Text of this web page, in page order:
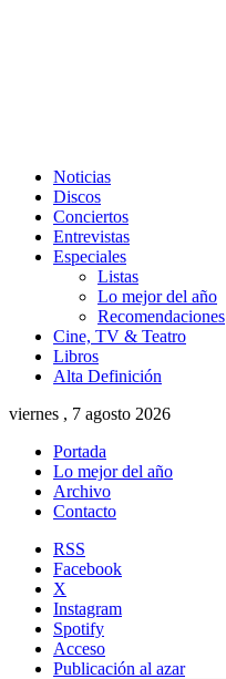
Noticias
Discos
Conciertos
Entrevistas
Especiales
Listas
Lo mejor del año
Recomendaciones
Cine, TV & Teatro
Libros
Alta Definición
viernes , 7 agosto 2026
Portada
Lo mejor del año
Archivo
Contacto
RSS
Facebook
X
Instagram
Spotify
Acceso
Publicación al azar